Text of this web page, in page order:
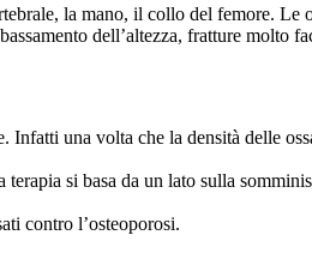
la mano, il collo del femore.
dell’altezza, fratture molto
Infatti una volta che la densità delle
si basa da un lato sulla
contro l’osteoporosi.